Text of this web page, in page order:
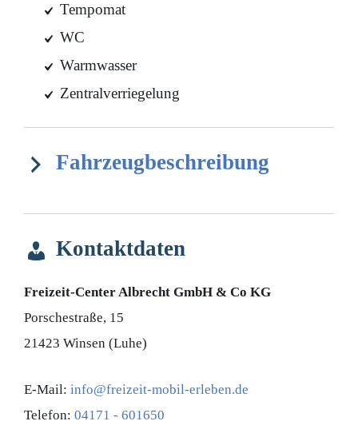
Tempomat
WC
Warmwasser
Zentralverriegelung
Fahrzeugbeschreibung
Kontaktdaten
Freizeit-Center Albrecht GmbH & Co KG
Porschestraße, 15
21423 Winsen (Luhe)
E-Mail: info@freizeit-mobil-erleben.de
Telefon: 04171 - 601650